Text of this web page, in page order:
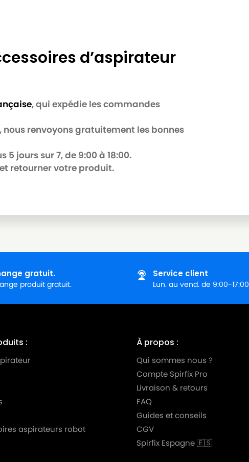
d’aspirateur
, qui expédie les commandes
nous renvoyons gratuitement les bonnes
5 jours sur 7, de 9:00 à 18:00.
et retourner votre produit.
gratuit.
produit gratuit.
Service client
Lun. au vend. de 9:00-17:00
:
aspirateurs robot
À propos :
Qui sommes nous ?
Compte Spirfix Pro
Livraison & retours
FAQ
Guides et conseils
CGV
Spirfix Espagne 🇪🇸